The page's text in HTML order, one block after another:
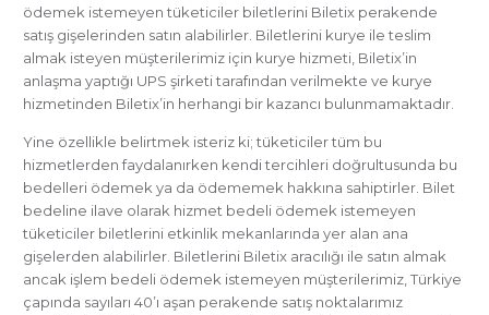
ödemek istemeyen tüketiciler biletlerini Biletix perakende
satış gişelerinden satın alabilirler. Biletlerini kurye ile teslim
almak isteyen müşterilerimiz için kurye hizmeti, Biletix’in
anlaşma yaptığı UPS şirketi tarafından verilmekte ve kurye
hizmetinden Biletix’in herhangi bir kazancı bulunmamaktadır.
Yine özellikle belirtmek isteriz ki; tüketiciler tüm bu
hizmetlerden faydalanırken kendi tercihleri doğrultusunda bu
bedelleri ödemek ya da ödememek hakkına sahiptirler. Bilet
bedeline ilave olarak hizmet bedeli ödemek istemeyen
tüketiciler biletlerini etkinlik mekanlarında yer alan ana
gişelerden alabilirler. Biletlerini Biletix aracılığı ile satın almak
ancak işlem bedeli ödemek istemeyen müşterilerimiz, Türkiye
çapında sayıları 40’ı aşan perakende satış noktalarımız